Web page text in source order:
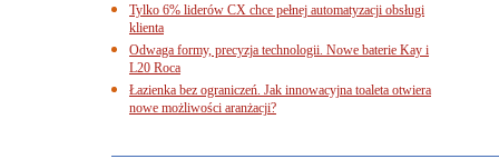
Tylko 6% liderów CX chce pełnej automatyzacji obsługi
klienta
Odwaga formy, precyzja technologii. Nowe baterie Kay i
L20 Roca
Łazienka bez ograniczeń. Jak innowacyjna toaleta otwiera
nowe możliwości aranżacji?